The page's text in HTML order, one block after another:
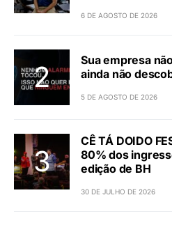
6 DE AGOSTO DE 2026
Sua empresa
ainda não
5 DE AGOSTO DE 2026
CÊ TÁ DOIDO
80% dos
edição de BH
30 DE JULHO DE 2026